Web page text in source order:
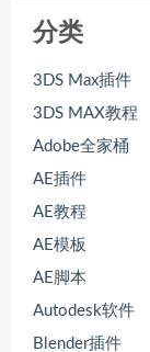
分类
3DS Max插件
3DS MAX教程
Adobe全家桶
AE插件
AE教程
AE模板
AE脚本
Autodesk软件
Blender插件